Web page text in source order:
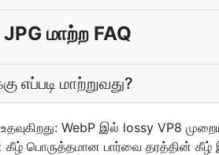
மாற்ற FAQ
மாற்றுவது?
WebP இல் lossy VP8
கீழ் பொருத்தமான பார்வை தரத்தின் கீழ்